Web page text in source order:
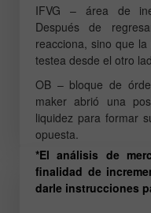
IFVG – área de
Después de
reacciona, sino que
testea desde el otro
OB – bloque de
maker abrió una
liquidez para formar
opuesta.
*El análisis de
finalidad de
darle instrucciones